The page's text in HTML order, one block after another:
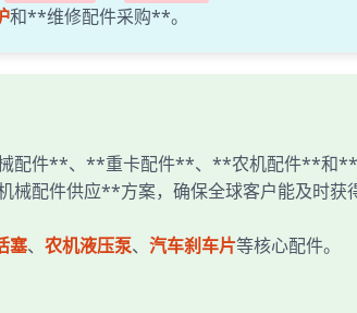
和**维修配件采购**。
配件**、**重卡配件**、**农机配件**和**
械配件供应**方案，确保全球客户能及时获
塞、 农机液压泵、 汽车刹车片等核心配件。